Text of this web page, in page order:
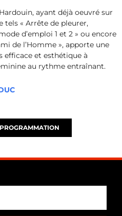
ayant déjà oeuvré sur
tels « Arrête de pleurer,
d’emploi 1 et 2 » ou encore
de l’Homme », apporte une
efficace et esthétique à
au rythme entraînant.